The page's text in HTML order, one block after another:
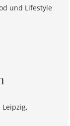
und Lifestyle